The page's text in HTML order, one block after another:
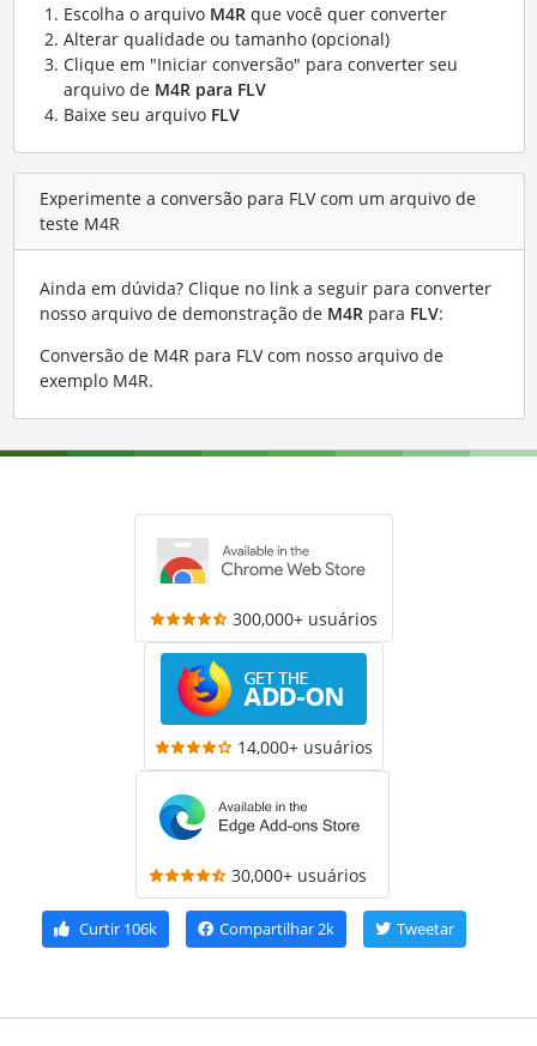
Escolha o arquivo M4Rque você quer converter
Alterar qualidade ou tamanho (opcional)
Clique em "Iniciar conversão" para converter seu
arquivo de M4R para FLV
Baixe seu arquivo FLV
Experimente a conversão para FLV com um arquivo de
teste M4R
Ainda em dúvida? Clique no link a seguir para converter
nosso arquivo de demonstração de M4Rpara FLV:
Conversão de M4R para FLV com nosso arquivo de
exemplo M4R.
300,000+ usuários
14,000+ usuários
30,000+ usuários
Curtir 106k Compartilhar2k Tweetar